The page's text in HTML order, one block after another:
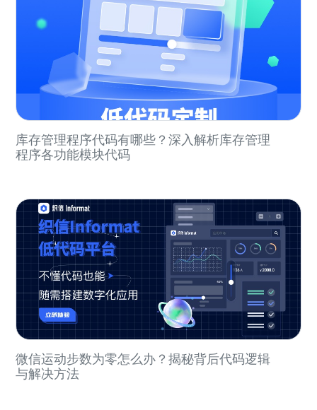
库存管理程序代码有哪些？深入解析库存管理
程序各功能模块代码
微信运动步数为零怎么办？揭秘背后代码逻辑
与解决方法